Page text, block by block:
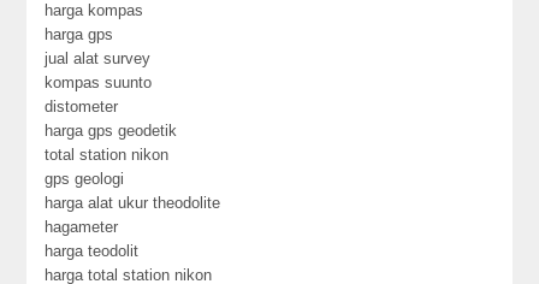
harga kompas
harga gps
jual alat survey
kompas suunto
distometer
harga gps geodetik
total station nikon
gps geologi
harga alat ukur theodolite
hagameter
harga teodolit
harga total station nikon